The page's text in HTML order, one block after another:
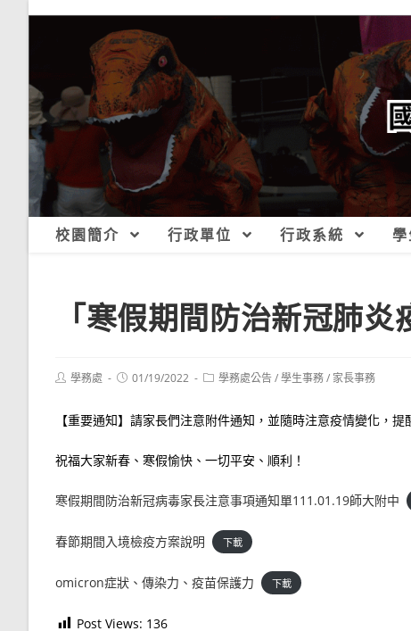
校園簡介 行政單位 行政系統
「寒假期間防治新冠肺
Post學務處
Post01/19/2022
Post學務處公告/學生事務/ 家長事務
【重要通知】請家長們注意附件通知，並隨時注意疫情變化，
祝福大家新春、寒假愉快、一切平安、順利！
寒假期間防治新冠病毒家長注意事項通知單111.01.19師大附中
春節期間入境檢疫方案說明 下載
omicron症狀、傳染力、疫苗保護力 下載
Post Views: 136